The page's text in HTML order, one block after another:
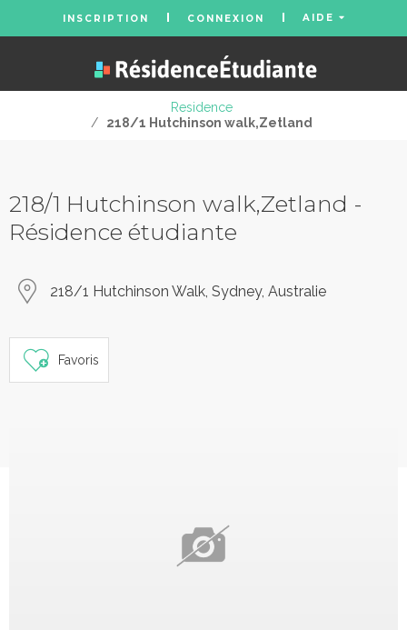
INSCRIPTION CONNEXION AIDE
Residence
/
218/1 Hutchinson walk,Zetland
218/1 Hutchinson walk,Zetland -
Résidence étudiante
218/1 Hutchinson Walk, Sydney, Australie
Favoris